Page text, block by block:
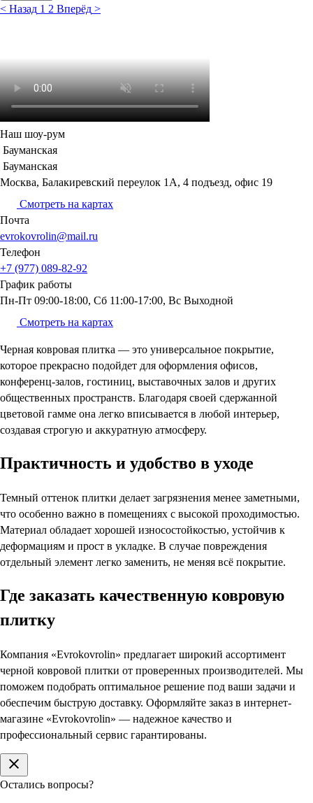
< Назад 1 2 Вперёд >
Наш шоу-рум
Бауманская
Бауманская
Москва, Балакиревский переулок 1А, 4 подъезд, офис 19
Смотреть на картах
Почта
evrokovrolin@mail.ru
Телефон
+7 (977) 089-82-92
График работы
Пн-Пт 09:00-18:00, Сб 11:00-17:00, Вс Выходной
Смотреть на картах
Черная ковровая плитка — это универсальное покрытие,
которое прекрасно подойдет для оформления офисов,
конференц-залов, гостиниц, выставочных залов и других
общественных пространств. Благодаря своей сдержанной
цветовой гамме она легко вписывается в любой интерьер,
создавая строгую и аккуратную атмосферу.
Практичность и удобство в уходе
Темный оттенок плитки делает загрязнения менее заметными,
что особенно важно в помещениях с высокой проходимостью.
Материал обладает хорошей износостойкостью, устойчив к
деформациям и прост в укладке. В случае повреждения
отдельный элемент легко заменить, не меняя всё покрытие.
Где заказать качественную ковровую
плитку
Компания «Evrokovrolin» предлагает широкий ассортимент
черной ковровой плитки от проверенных производителей. Мы
поможем подобрать оптимальное решение под ваши задачи и
обеспечим быструю доставку. Оформляйте заказ в интернет-
магазине «Evrokovrolin» — надежное качество и
профессиональный сервис гарантированы.
Остались вопросы?